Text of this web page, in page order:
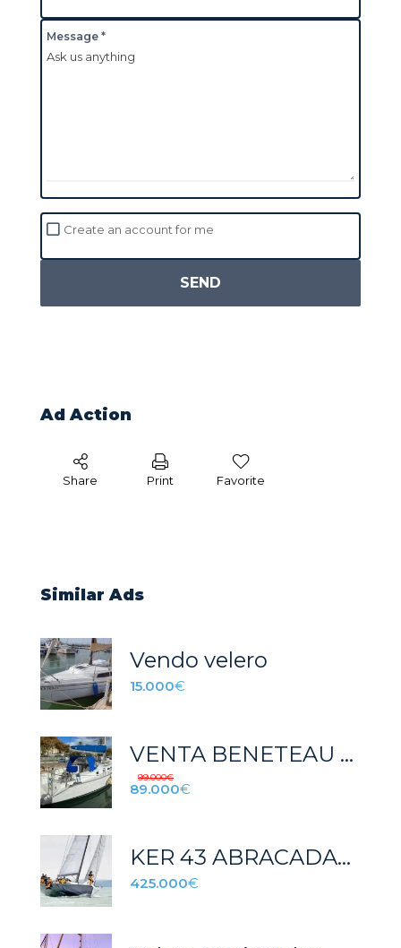
Message *
Create an account for me
SEND
Ad Action
Share Print Favorite
Similar Ads
Vendo velero
15.000€
VENTA BENETEAU CYCLADES 43
99.000€
89.000€
KER 43 ABRACADABRA
425.000€